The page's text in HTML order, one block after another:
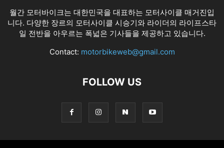
월간 모터바이크는 대한민국을 대표하는 모터사이클 매거진입
니다. 다양한 장르의 모터사이클 시승기와 라이더의 라이프스타
일 전반을 아우르는 폭넓은 기사들을 제공하고 있습니다.
Contact: motorbikeweb@gmail.com
FOLLOW US